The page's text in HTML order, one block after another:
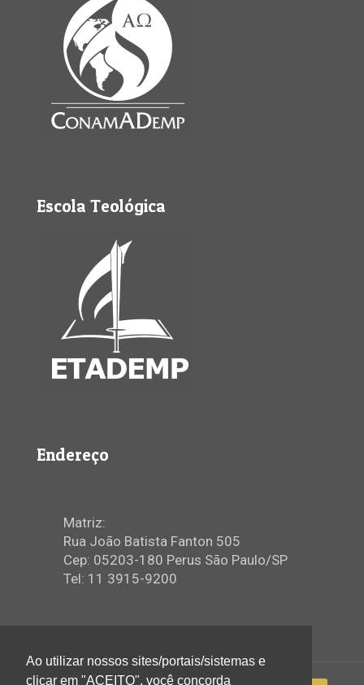
Escola Teológica
Endereço
Matriz:
Rua João Batista Fanton 505
Cep: 05203-180 Perus São Paulo/SP
Tel: 11 3915-9200
Ao utilizar nossos sites/portais/sistemas e
clicar em "ACEITO", você concorda